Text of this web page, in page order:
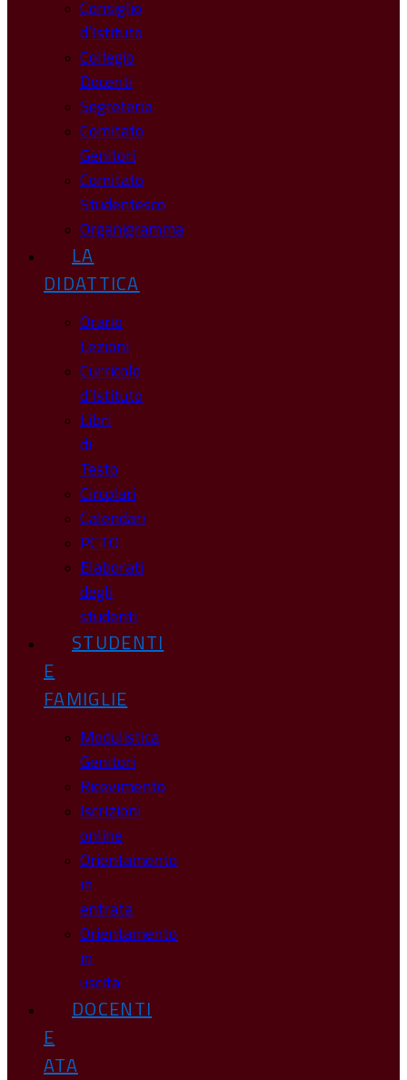
Consiglio
d’Istituto
Collegio
Docenti
Segreteria
Comitato
Genitori
Comitato
Studentesco
Organigramma
LA
DIDATTICA
Orario
Lezioni
Curricolo
d’Istituto
Libri
di
Testo
Circolari
Calendari
PCTO
Elaborati
degli
studenti
STUDENTI
E
FAMIGLIE
Modulistica
Genitori
Ricevimento
Iscrizioni
online
Orientamento
in
entrata
Orientamento
in
uscita
DOCENTI
E
ATA